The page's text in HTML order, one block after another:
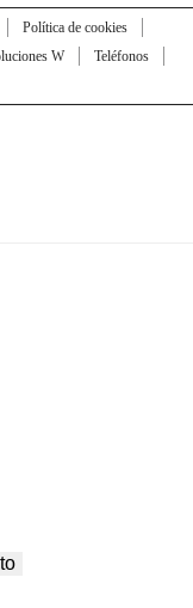
Política de cookies
W
Teléfonos